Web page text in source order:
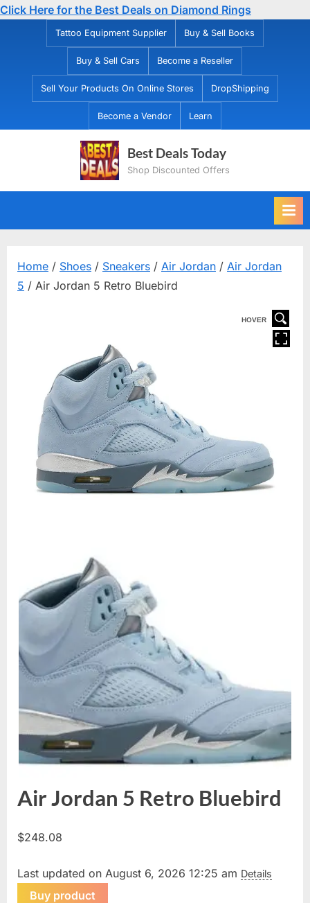
Click Here for the Best Deals on Diamond Rings
Tattoo Equipment Supplier Buy & Sell Books
Buy & Sell Cars Become a Reseller
Sell Your Products On Online Stores DropShipping
Become a Vendor Learn
Best Deals Today
Shop Discounted Offers
Home / Shoes / Sneakers / Air Jordan / Air Jordan
5 / Air Jordan 5 Retro Bluebird
HOVER
Air Jordan 5 Retro Bluebird
$248.08
Last updated on August 6, 2026 12:25 am Details
Buy product